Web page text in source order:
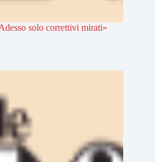
solo correttivi mirati»